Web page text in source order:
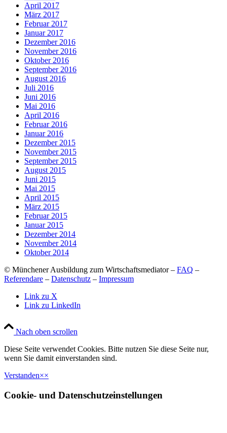
April 2017
März 2017
Februar 2017
Januar 2017
Dezember 2016
November 2016
Oktober 2016
September 2016
August 2016
Juli 2016
Juni 2016
Mai 2016
April 2016
Februar 2016
Januar 2016
Dezember 2015
November 2015
September 2015
August 2015
Juni 2015
Mai 2015
April 2015
März 2015
Februar 2015
Januar 2015
Dezember 2014
November 2014
Oktober 2014
© Münchener Ausbildung zum Wirtschaftsmediator – FAQ –
Referendare – Datenschutz – Impressum
Link zu X
Link zu LinkedIn
Nach oben scrollen
Diese Seite verwendet Cookies. Bitte nutzen Sie diese Seite nur,
wenn Sie damit einverstanden sind.
Verstanden××
Cookie- und Datenschutzeinstellungen